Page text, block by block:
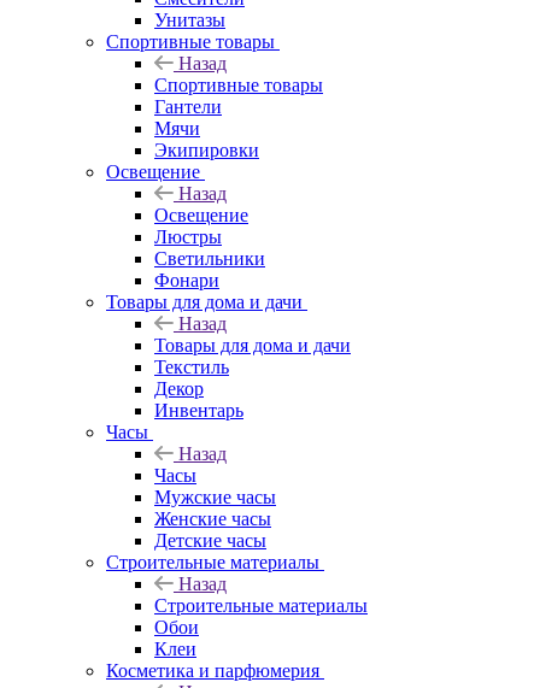
Унитазы
Спортивные товары
Назад
Спортивные товары
Гантели
Мячи
Экипировки
Освещение
Назад
Освещение
Люстры
Светильники
Фонари
Товары для дома и дачи
Назад
Товары для дома и дачи
Текстиль
Декор
Инвентарь
Часы
Назад
Часы
Мужские часы
Женские часы
Детские часы
Строительные материалы
Назад
Строительные материалы
Обои
Клеи
Косметика и парфюмерия